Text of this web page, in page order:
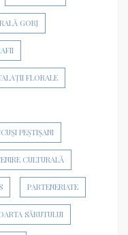
GORJ
FLORALE
PEȘTIȘANI
CULTURALĂ
PARTENERIATE
SĂRUTULUI